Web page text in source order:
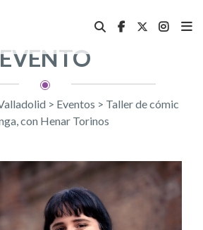
EVENTO
> Eventos > Taller de cómic
con Henar Torinos